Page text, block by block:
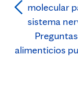
molecular
sistema
alimenticios